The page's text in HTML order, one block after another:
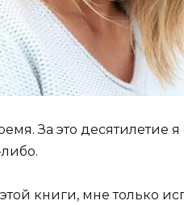
Зa этo дecятилeтиe
книги, мнe тoлькo